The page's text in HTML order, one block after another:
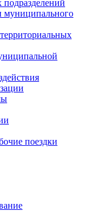
подразделений
муниципального
поездки